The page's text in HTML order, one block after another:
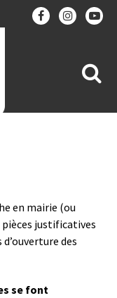
à
en mairie (ou
justificatives
des
se font